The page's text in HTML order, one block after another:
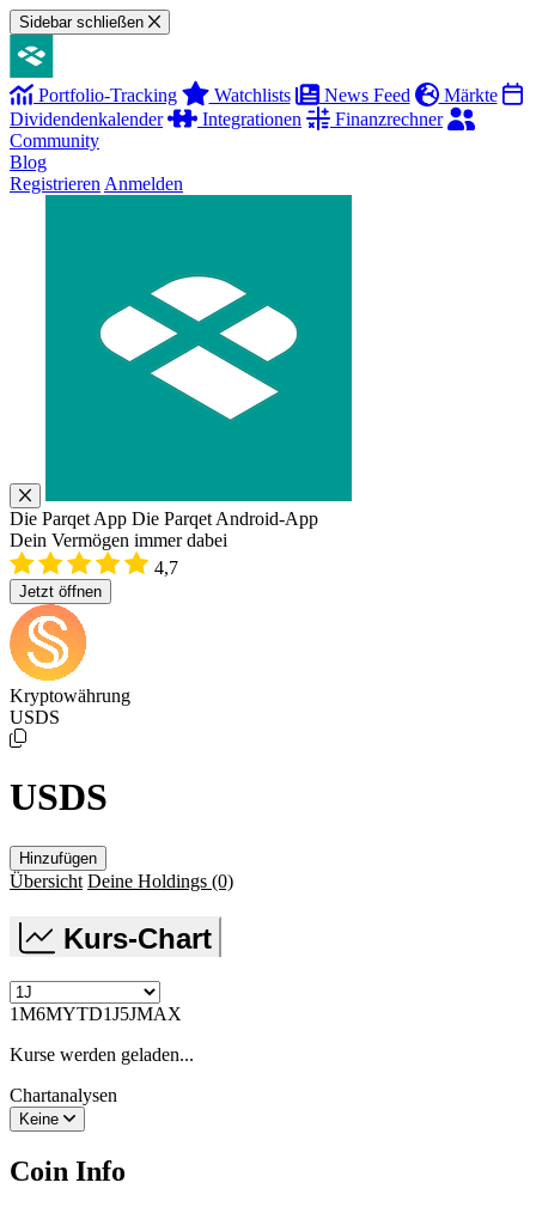
Sidebar schließen
Portfolio-Tracking Watchlists News Feed
Märkte
Dividendenkalender
Integrationen
Finanzrechner
Community
Blog
Registrieren Anmelden
Die Parqet App Die Parqet Android-App
Dein Vermögen immer dabei
4,7
Jetzt öffnen
Kryptowährung
USDS
USDS
Hinzufügen
Übersicht Deine Holdings (0)
Kurs-Chart
1M6MYTD1J5JMAX
Kurse werden geladen...
Chartanalysen
Keine
Coin Info